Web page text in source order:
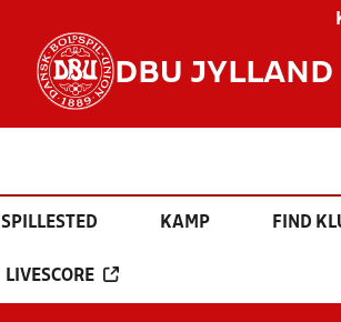
DBU JYLLAND
SPILLESTED KAMP FIND
LIVESCORE